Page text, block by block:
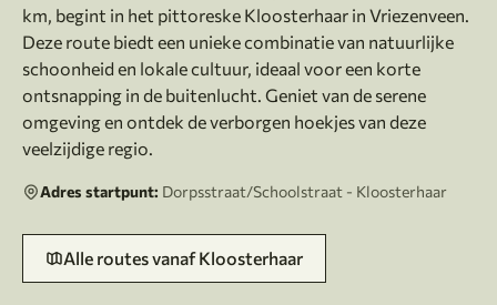
km, begint in het pittoreske Kloosterhaar in Vriezenveen.
Deze route biedt een unieke combinatie van natuurlijke
schoonheid en lokale cultuur, ideaal voor een korte
ontsnapping in de buitenlucht. Geniet van de serene
omgeving en ontdek de verborgen hoekjes van deze
Adres startpunt: Dorpsstraat/Schoolstraat - Kloosterhaar
Alle routes vanaf Kloosterhaar